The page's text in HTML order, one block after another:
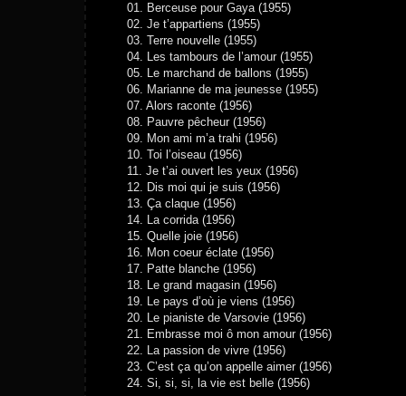
01. Berceuse pour Gaya (1955)
02. Je t’appartiens (1955)
03. Terre nouvelle (1955)
04. Les tambours de l’amour (1955)
05. Le marchand de ballons (1955)
06. Marianne de ma jeunesse (1955)
07. Alors raconte (1956)
08. Pauvre pêcheur (1956)
09. Mon ami m’a trahi (1956)
10. Toi l’oiseau (1956)
11. Je t’ai ouvert les yeux (1956)
12. Dis moi qui je suis (1956)
13. Ça claque (1956)
14. La corrida (1956)
15. Quelle joie (1956)
16. Mon coeur éclate (1956)
17. Patte blanche (1956)
18. Le grand magasin (1956)
19. Le pays d’où je viens (1956)
20. Le pianiste de Varsovie (1956)
21. Embrasse moi ô mon amour (1956)
22. La passion de vivre (1956)
23. C’est ça qu’on appelle aimer (1956)
24. Si, si, si, la vie est belle (1956)